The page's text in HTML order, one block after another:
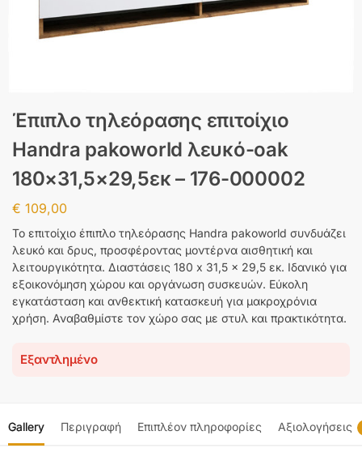
Έπιπλο τηλεόρασης επιτοίχιο
Handra pakoworld λευκό-oak
180×31,5×29,5εκ – 176-000002
€ 109,00
Το επιτοίχιο έπιπλο τηλεόρασης Handra pakoworld συνδυάζει
λευκό και δρυς, προσφέροντας μοντέρνα αισθητική και
λειτουργικότητα. Διαστάσεις 180 x 31,5 x 29,5 εκ. Ιδανικό για
εξοικονόμηση χώρου και οργάνωση συσκευών. Εύκολη
εγκατάσταση και ανθεκτική κατασκευή για μακροχρόνια
χρήση. Αναβαθμίστε τον χώρο σας με στυλ και πρακτικότητα.
Εξαντλημένο
Gallery Περιγραφή Επιπλέον πληροφορίες Αξιολογήσεις